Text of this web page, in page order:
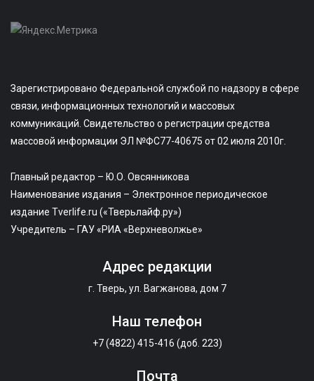
Зарегистрировано Федеральной службой по надзору в сфере
связи, информационных технологий и массовых
коммуникаций. Свидетельство о регистрации средства
массовой информации ЭЛ №ФС77-40675 от 02 июля 2010г.
Главный редактор – Ю.О. Овсянникова
Наименование издания – Электронное периодическое
издание Tverlife.ru («Тверьлайф.ру»)
Учредитель – ГАУ «РИА «Верхневолжье»
Адрес редакции
г. Тверь, ул. Вагжанова, дом 7
Наш телефон
+7 (4822) 415-416 (доб. 223)
Почта